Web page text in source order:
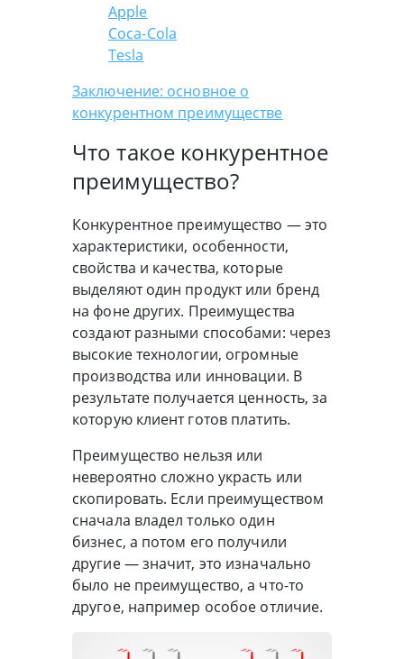
Apple
Coca-Cola
Tesla
Заключение: основное о
конкурентном преимуществе
Что такое конкурентное
преимущество?
Конкурентное преимущество — это
характеристики, особенности,
свойства и качества, которые
выделяют один продукт или бренд
на фоне других. Преимущества
создают разными способами: через
высокие технологии, огромные
производства или инновации. В
результате получается ценность, за
которую клиент готов платить.
Преимущество нельзя или
невероятно сложно украсть или
скопировать. Если преимуществом
сначала владел только один
бизнес, а потом его получили
другие — значит, это изначально
было не преимущество, а что-то
другое, например особое отличие.